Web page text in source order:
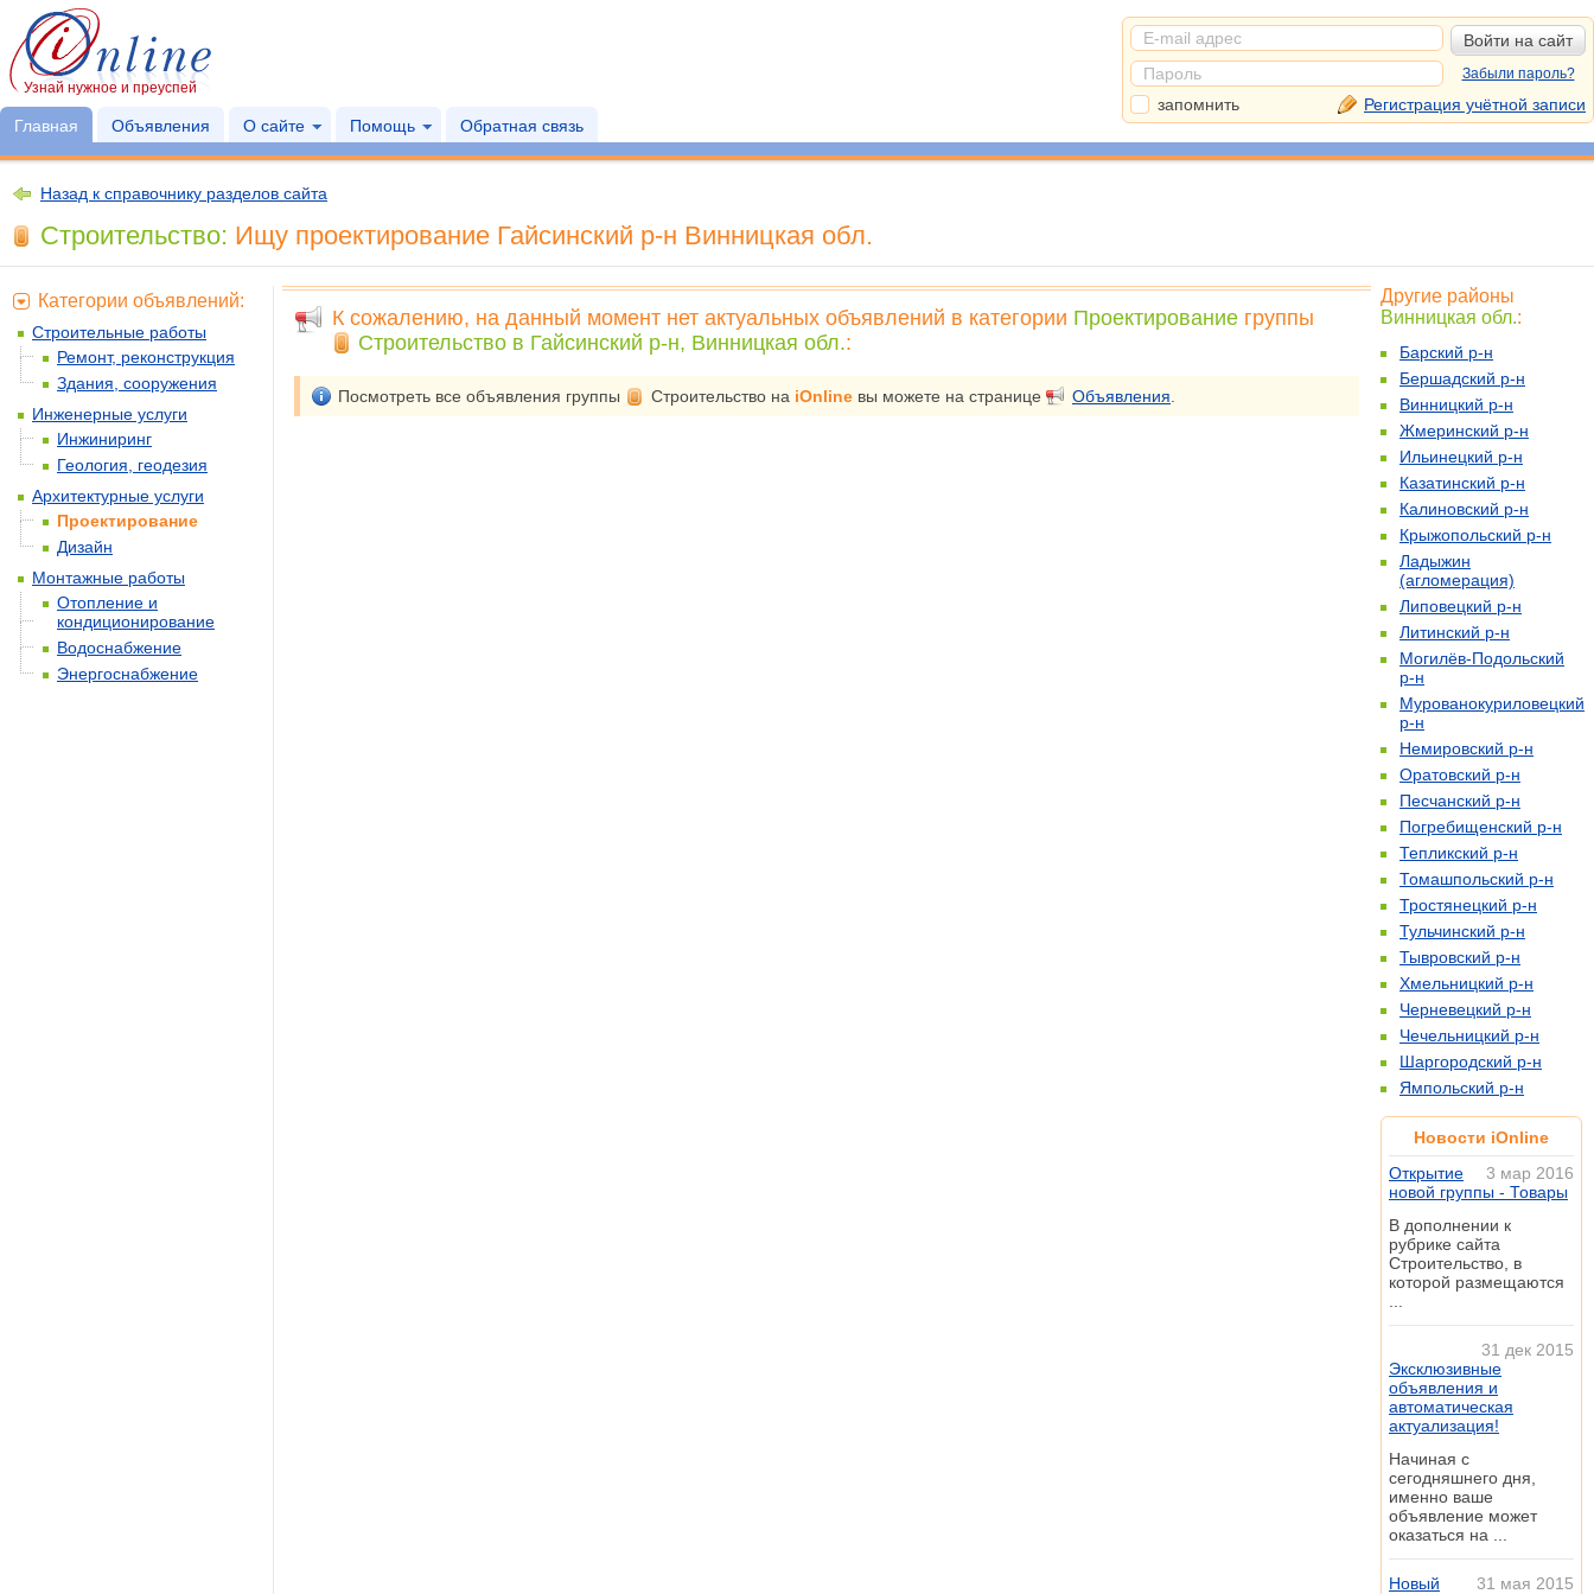
Узнай нужное и преуспей
Главная Объявления О сайте Помощь Обратная связь
Забыли пароль?
Регистрация учётной записи
запомнить
Назад к справочнику разделов сайта
Строительство: Ищу проектирование Гайсинский р-н Винницкая обл.
К сожалению, на данный момент нет актуальных объявлений в категории Проектирование группы
Строительство в Гайсинский р-н, Винницкая обл.:
Посмотреть все объявления группы Строительство на iOnline вы можете на странице Объявления
Категории объявлений:
Строительные работы
Ремонт, реконструкция
Здания, сооружения
Инженерные услуги
Инжиниринг
Геология, геодезия
Архитектурные услуги
Проектирование
Дизайн
Монтажные работы
Отопление и
кондиционирование
Водоснабжение
Энергоснабжение
Другие районы
Винницкая обл.:
Барский р-н
Бершадский р-н
Винницкий р-н
Жмеринский р-н
Ильинецкий р-н
Казатинский р-н
Калиновский р-н
Крыжопольский р-н
Ладыжин
(агломерация)
Липовецкий р-н
Литинский р-н
Могилёв-Подольский
р-н
Мурованокуриловецкий
р-н
Немировский р-н
Оратовский р-н
Песчанский р-н
Погребищенский р-н
Тепликский р-н
Томашпольский р-н
Тростянецкий р-н
Тульчинский р-н
Тывровский р-н
Хмельницкий р-н
Черневецкий р-н
Чечельницкий р-н
Шаргородский р-н
Ямпольский р-н
Новости iOnline
3 мар 2016
Открытие
новой группы - Товары
В дополнении к
рубрике сайта
Строительство, в
которой размещаются
31 дек 2015
Эксклюзивные
объявления и
автоматическая
актуализация!
Начиная с
сегодняшнего дня,
именно ваше
объявление может
оказаться на ...
31 мая 2015
Новый